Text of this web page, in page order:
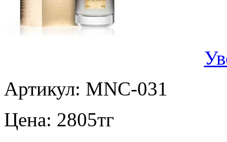
Артикул: MNC-031
Цена: 2805тг